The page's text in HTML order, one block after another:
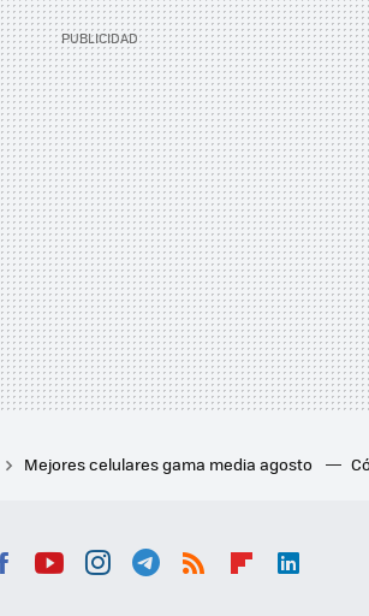
Mejores celulares gama media agosto